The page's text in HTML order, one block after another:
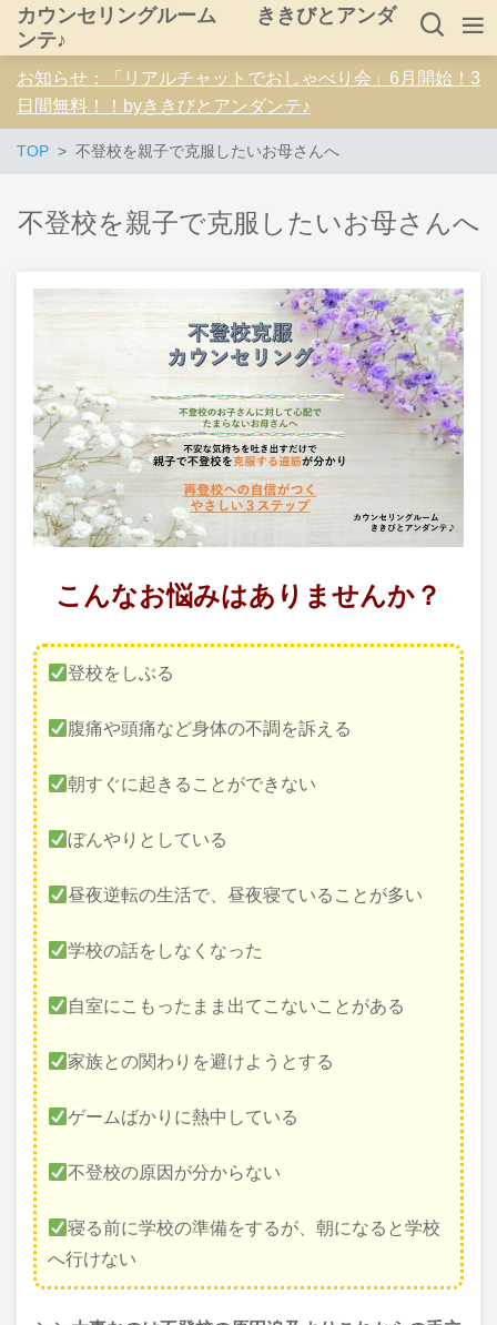
カウンセリングルーム ききびとアンダ
ンテ♪
お知らせ：「リアルチャットでおしゃべり会」6月開始！3
日間無料！！byききびとアンダンテ♪
TOP 不登校を親子で克服したいお母さんへ
不登校を親子で克服したいお母さんへ
こんなお悩みはありませんか？
登校をしぶる
腹痛や頭痛など身体の不調を訴える
朝すぐに起きることができない
ぼんやりとしている
昼夜逆転の生活で、昼夜寝ていることが多い
学校の話をしなくなった
自室にこもったまま出てこないことがある
家族との関わりを避けようとする
ゲームばかりに熱中している
不登校の原因が分からない
寝る前に学校の準備をするが、朝になると学校
へ行けない